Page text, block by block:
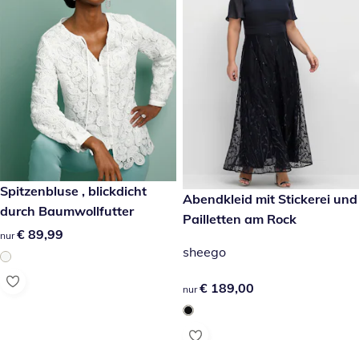
€ 89,99
Spitzenbluse , blickdicht
durch Baumwollfutter
€ 89,99
nur € 89,99
€ 189,00
Abendkleid mit Stickerei und
Pailletten am Rock
sheego
€ 189,00
nur € 189,00